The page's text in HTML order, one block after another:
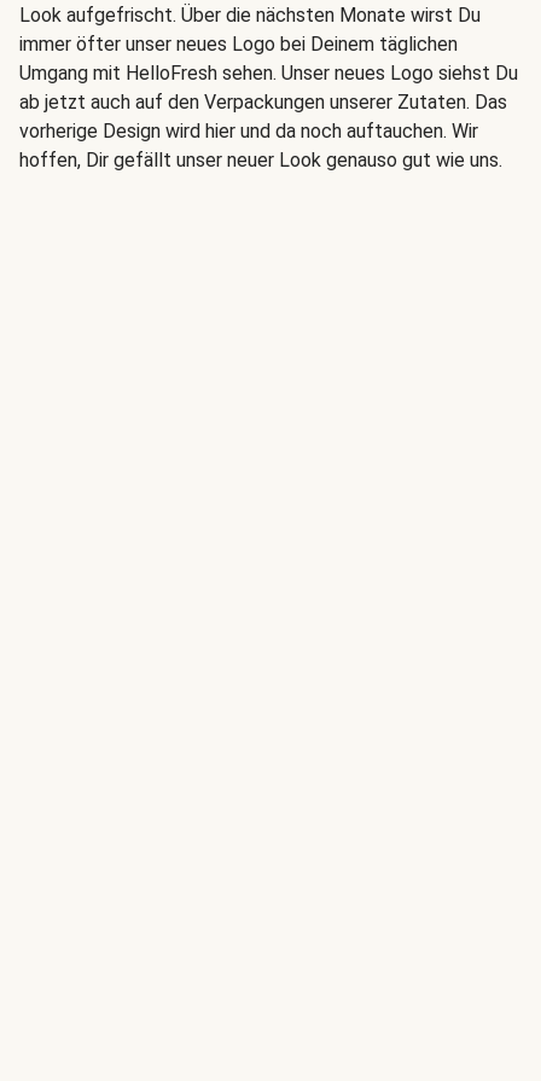
Look aufgefrischt. Über die nächsten Monate wirst Du
immer öfter unser neues Logo bei Deinem täglichen
Umgang mit HelloFresh sehen. Unser neues Logo siehst Du
ab jetzt auch auf den Verpackungen unserer Zutaten. Das
vorherige Design wird hier und da noch auftauchen. Wir
hoffen, Dir gefällt unser neuer Look genauso gut wie uns.